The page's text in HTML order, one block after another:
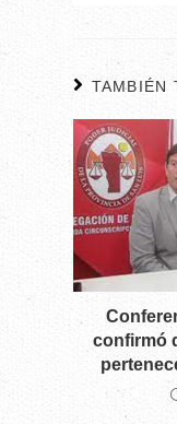
TAMBIÉN
confirmó